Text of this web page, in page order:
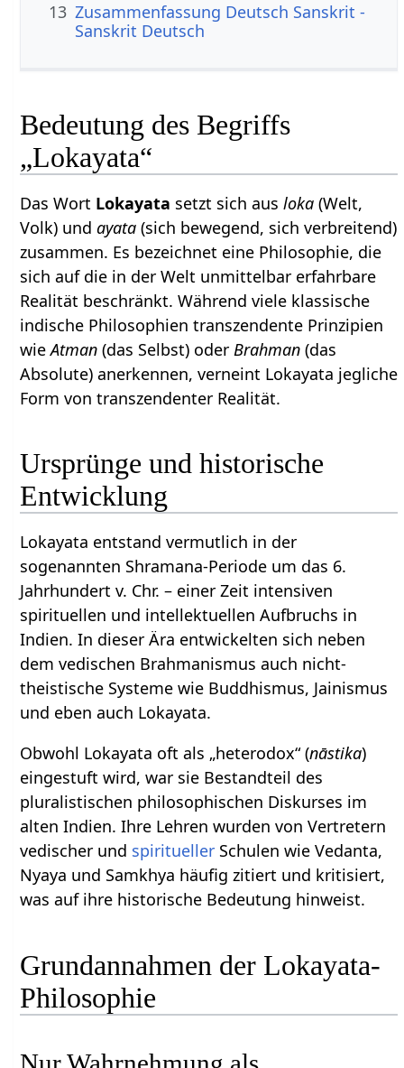
13 Zusammenfassung Deutsch Sanskrit -
Sanskrit Deutsch
Bedeutung des Begriffs
„Lokayata“
Das Wort Lokayata setzt sich ausloka (Welt,
Volk) undayata (sich bewegend, sich verbreitend)
zusammen. Es bezeichnet eine Philosophie, die
sich auf die in der Welt unmittelbar erfahrbare
Realität beschränkt. Während viele klassische
indische Philosophien transzendente Prinzipien
wieAtman (das Selbst) oderBrahman (das
Absolute) anerkennen, verneint Lokayata jegliche
Form von transzendenter Realität.
Ursprünge und historische
Entwicklung
Lokayata entstand vermutlich in der
sogenannten Shramana-Periode um das 6.
Jahrhundert v. Chr. – einer Zeit intensiven
spirituellen und intellektuellen Aufbruchs in
Indien. In dieser Ära entwickelten sich neben
dem vedischen Brahmanismus auch nicht-
theistische Systeme wie Buddhismus, Jainismus
und eben auch Lokayata.
Obwohl Lokayata oft als „heterodox“ (nāstika)
eingestuft wird, war sie Bestandteil des
pluralistischen philosophischen Diskurses im
alten Indien. Ihre Lehren wurden von Vertretern
vedischer und spiritueller Schulen wie Vedanta,
Nyaya und Samkhya häufig zitiert und kritisiert,
was auf ihre historische Bedeutung hinweist.
Grundannahmen der Lokayata-
Philosophie